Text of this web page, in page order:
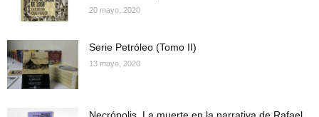
20 mayo, 2020
Serie Petróleo (Tomo II)
13 mayo, 2020